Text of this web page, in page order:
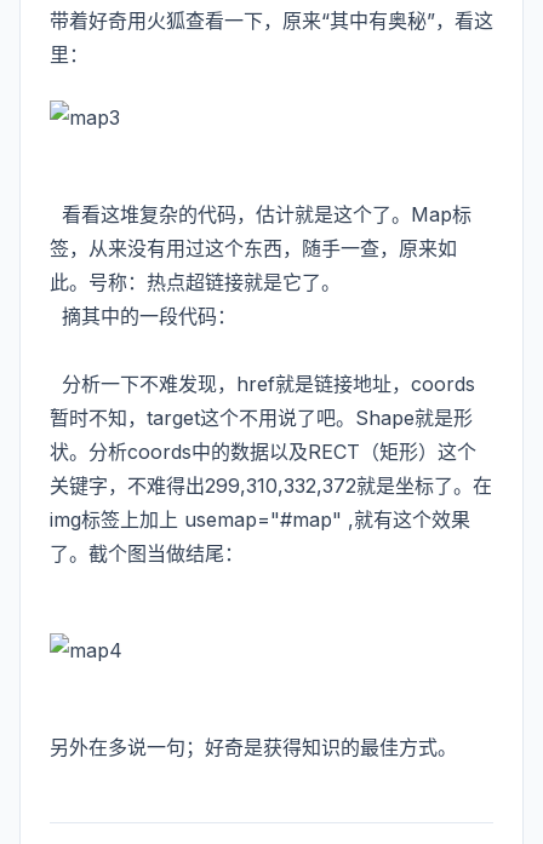
带着好奇用火狐查看一下，原来“其中有奥秘”，看这
里：
看看这堆复杂的代码，估计就是这个了。Map标
签，从来没有用过这个东西，随手一查，原来如
此。号称：热点超链接就是它了。
摘其中的一段代码：
分析一下不难发现，href就是链接地址，coords
暂时不知，target这个不用说了吧。Shape就是形
状。分析coords中的数据以及RECT（矩形）这个
关键字，不难得出299,310,332,372就是坐标了。在
img标签上加上 usemap="#map" ,就有这个效果
了。截个图当做结尾：
另外在多说一句；好奇是获得知识的最佳方式。